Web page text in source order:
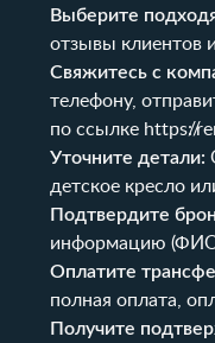
Выберите
отзывы клиентов
Свяжитесь с
телефону,
по ссылке https://
Уточните детали:
детское кресло
Подтвердите
информацию (ФИО,
Оплатите
полная оплата,
Получите